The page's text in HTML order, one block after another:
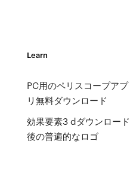
Learn
PC用のペリスコープアプ
リ無料ダウンロード
効果要素3 dダウンロード
後の普遍的なロゴ